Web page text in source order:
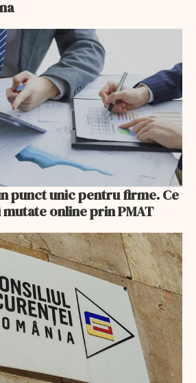
punct unic pentru firme. Ce
online prin PMAT